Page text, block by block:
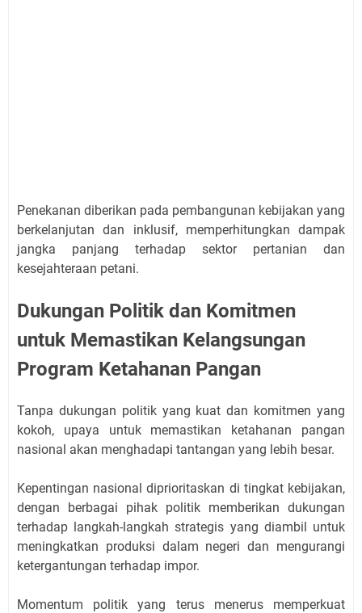
Penekanan diberikan pada pembangunan kebijakan yang
berkelanjutan dan inklusif, memperhitungkan dampak
jangka panjang terhadap sektor pertanian dan
kesejahteraan petani.
Dukungan Politik dan Komitmen
untuk Memastikan Kelangsungan
Program Ketahanan Pangan
Tanpa dukungan politik yang kuat dan komitmen yang
kokoh, upaya untuk memastikan ketahanan pangan
nasional akan menghadapi tantangan yang lebih besar.
Kepentingan nasional diprioritaskan di tingkat kebijakan,
dengan berbagai pihak politik memberikan dukungan
terhadap langkah-langkah strategis yang diambil untuk
meningkatkan produksi dalam negeri dan mengurangi
ketergantungan terhadap impor.
Momentum politik yang terus menerus memperkuat